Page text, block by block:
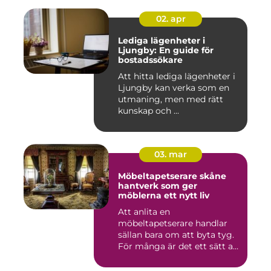
02. apr
Lediga lägenheter i
Ljungby: En guide för
bostadssökare
Att hitta lediga lägenheter i
Ljungby kan verka som en
utmaning, men med rätt
kunskap och ...
03. mar
Möbeltapetserare skåne
hantverk som ger
möblerna ett nytt liv
Att anlita en
möbeltapetserare handlar
sällan bara om att byta tyg.
För många är det ett sätt att